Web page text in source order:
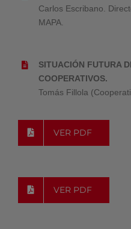
Carlos Escribano.
MAPA.
SITUACIÓN FUTURA
COOPERATIVOS.
Tomás Fillola
VER PDF
VER PDF